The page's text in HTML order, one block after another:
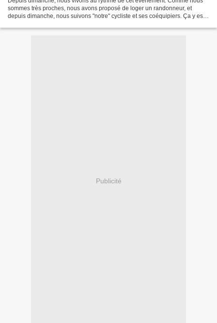
sommes très proches, nous avons proposé de loger un randonneur, et
depuis dimanche, nous suivons "notre" cycliste et ses coéquipiers. Ça y est,
Publicité